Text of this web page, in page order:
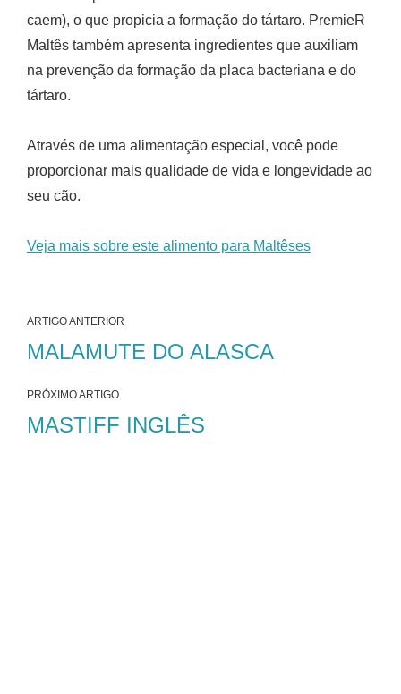
caem), o que propicia a formação do tártaro. PremieR
Maltês também apresenta ingredientes que auxiliam
na prevenção da formação da placa bacteriana e do
tártaro.
Através de uma alimentação especial, você pode
proporcionar mais qualidade de vida e longevidade ao
seu cão.
Veja mais sobre este alimento para Maltêses
ARTIGO ANTERIOR
MALAMUTE DO ALASCA
PRÓXIMO ARTIGO
MASTIFF INGLÊS